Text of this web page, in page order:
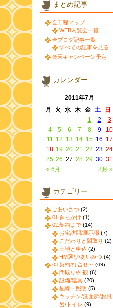
まとめ記事
全工程マップ
WEB内覧会一覧
全ブログ記事一覧
すべての記事を見る
楽天キャンペーン予定
カレンダー
2011年7月
月
火 水 木 金 土 日
« 6月 8月 »
1 2
3
4
5 6 7 8 9
10
11 12 13 14 15 16 17
18 19 20 21 22 23 24
25 26 27 28 29 30 31
カテゴリー
ごあいさつ (2)
01.きっかけ (1)
02.契約まで (14)
お宅訪問/展示場 (7)
こだわりと間取り (2)
土地と申込 (2)
HM選び/あいみつ (4)
03.契約/打合せ～ (69)
間取り/外観 (6)
設備/建具 (20)
配線・照明 (5)
キッチン/洗面所/お風
呂/トイレ (9)